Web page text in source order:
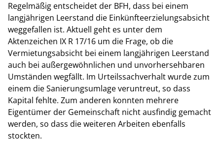
Regelmäßig entscheidet der BFH, dass bei einem
langjährigen Leerstand die Einkünfteerzielungsabsicht
weggefallen ist. Aktuell geht es unter dem
Aktenzeichen IX R 17/16 um die Frage, ob die
Vermietungsabsicht bei einem langjährigen Leerstand
auch bei außergewöhnlichen und unvorhersehbaren
Umständen wegfällt. Im Urteilssachverhalt wurde zum
einem die Sanierungsumlage veruntreut, so dass
Kapital fehlte. Zum anderen konnten mehrere
Eigentümer der Gemeinschaft nicht ausfindig gemacht
werden, so dass die weiteren Arbeiten ebenfalls
stockten.